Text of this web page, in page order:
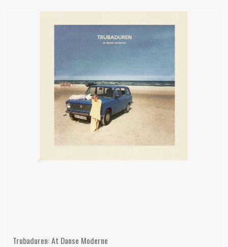
Trubaduren: At Danse Moderne